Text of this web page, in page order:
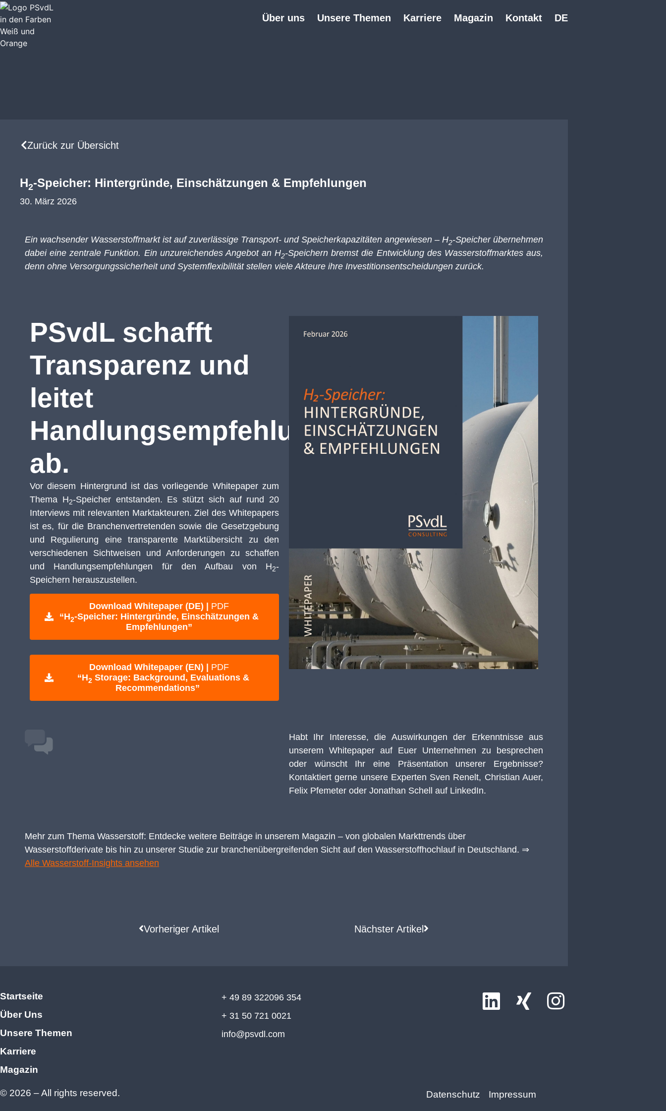
Über uns Unsere Themen Karriere Magazin Kontakt DE
Zurück zur Übersicht
H2-Speicher: Hintergründe, Einschätzungen & Empfehlungen
30. März 2026
Ein wachsender Wasserstoffmarkt ist auf zuverlässige Transport- und Speicherkapazitäten angewiesen – H2-Speicher übernehmen
dabei eine zentrale Funktion. Ein unzureichendes Angebot an H2-Speichern bremst die Entwicklung des Wasserstoffmarktes aus,
denn ohne Versorgungssicherheit und Systemflexibilität stellen viele Akteure ihre Investitionsentscheidungen zurück.
PSvdL schafft
Transparenz und
leitet
Handlungsempfehlungen
ab.
Vor diesem Hintergrund ist das vorliegende Whitepaper zum
Thema H2-Speicher entstanden. Es stützt sich auf rund 20
Interviews mit relevanten Marktakteuren. Ziel des Whitepapers
ist es, für die Branchenvertretenden sowie die Gesetzgebung
und Regulierung eine transparente Marktübersicht zu den
verschiedenen Sichtweisen und Anforderungen zu schaffen
und Handlungsempfehlungen für den Aufbau von H2-
Speichern herauszustellen.
Download Whitepaper (DE) | PDF
“H2-Speicher: Hintergründe, Einschätzungen &
Empfehlungen”
Download Whitepaper (EN) | PDF
“H2 Storage: Background, Evaluations &
Recommendations”
Habt Ihr Interesse, die Auswirkungen der Erkenntnisse aus
unserem Whitepaper auf Euer Unternehmen zu besprechen
oder wünscht Ihr eine Präsentation unserer Ergebnisse?
Kontaktiert gerne unsere Experten Sven Renelt, Christian Auer,
Felix Pfemeter oder Jonathan Schell auf LinkedIn.
Mehr zum Thema Wasserstoff: Entdecke weitere Beiträge in unserem Magazin – von globalen Markttrends über
Wasserstoffderivate bis hin zu unserer Studie zur branchenübergreifenden Sicht auf den Wasserstoffhochlauf in Deutschland. ⇒
Alle Wasserstoff-Insights ansehen
Vorheriger Artikel Nächster Artikel
Startseite
Über Uns
Unsere Themen
Karriere
Magazin
+ 49 89 322096 354
+ 31 50 721 0021
info@psvdl.com
© 2026 – All rights reserved. Datenschutz Impressum